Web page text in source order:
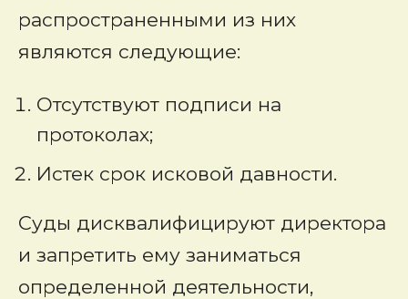
распространенными из них
являются следующие:
Отсутствуют подписи на
протоколах;
Истек срок исковой давности.
Суды дисквалифицируют директора
и запретить ему заниматься
определенной деятельности,